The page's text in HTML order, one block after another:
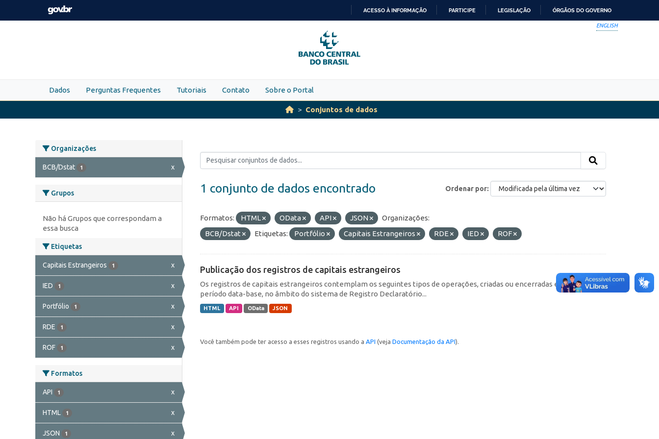
Skip to main content
PARA
O
CONTEÚDO
ACESSO À INFORMAÇÃO PARTICIPE LEGISLAÇÃO ÓRGÃOS DO GOVERNO
ENGLISH
Dados Perguntas Frequentes Tutoriais Contato Sobre o Portal
Conjuntos de dados
Organizações
BCB/Dstat 1 x
Grupos
Não há Grupos que correspondam a
essa busca
Etiquetas
Capitais Estrangeiros 1 x
IED 1 x
Portfólio 1 x
RDE 1 x
ROF 1 x
Formatos
API 1 x
HTML 1 x
JSON 1 x
Ordenar por
1 conjunto de dados encontrado
Formatos: HTML OData API JSON
Organizações:
BCB/Dstat
Etiquetas: Portfólio Capitais Estrangeiros RDE IED ROF
Publicação dos registros de capitais estrangeiros
Os registros de capitais estrangeiros contemplam os seguintes tipos de operações, criadas ou encerradas em cada
período data-base, no âmbito do sistema de Registro Declaratório...
HTML API OData JSON
Você também pode ter acesso a esses registros usando a API (veja Documentação da API).